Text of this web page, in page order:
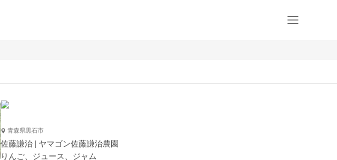
青森県黒石市
佐藤謙治 | ヤマゴン佐藤謙治農園
りんご、ジュース、ジャム